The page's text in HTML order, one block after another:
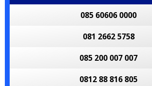
085 60606 0000
081 2662 5758
085 200 007 007
0812 88 816 805